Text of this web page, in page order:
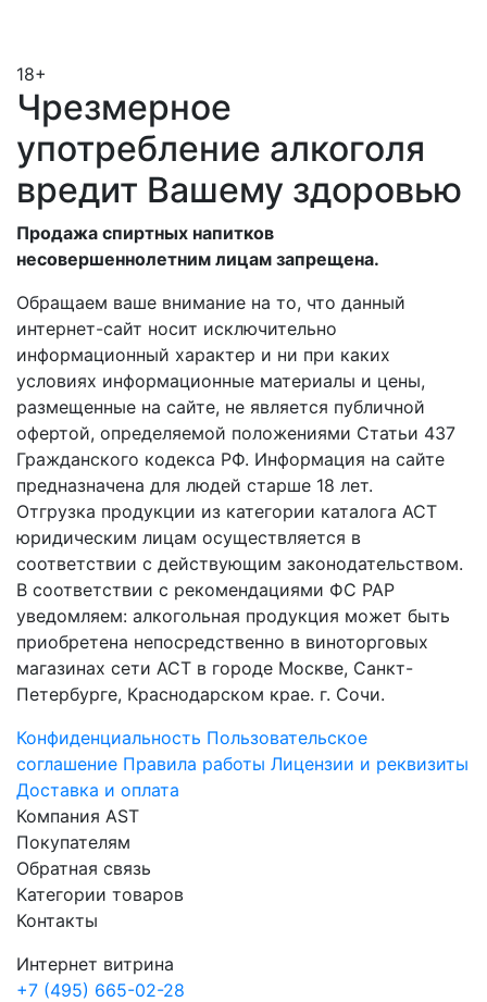
18+
Чрезмерное
употребление алкоголя
вредит Вашему здоровью
Продажа спиртных напитков
несовершеннолетним лицам запрещена.
Обращаем ваше внимание на то, что данный
интернет-сайт носит исключительно
информационный характер и ни при каких
условиях информационные материалы и цены,
размещенные на сайте, не является публичной
офертой, определяемой положениями Статьи 437
Гражданского кодекса РФ. Информация на сайте
предназначена для людей старше 18 лет.
Отгрузка продукции из категории каталога АСТ
юридическим лицам осуществляется в
соответствии с действующим законодательством.
В соответствии с рекомендациями ФС РАР
уведомляем: алкогольная продукция может быть
приобретена непосредственно в виноторговых
магазинах сети АСТ в городе Москве, Санкт-
Петербурге, Краснодарском крае. г. Сочи.
Конфиденциальность Пользовательское
соглашение Правила работы Лицензии и реквизиты
Доставка и оплата
Компания AST
Покупателям
Обратная связь
Категории товаров
Контакты
Интернет витрина
+7 (495) 665-02-28